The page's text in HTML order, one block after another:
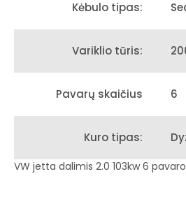
Kėbulo tipas:
Variklio tūris:
Pavarų skaičius 6
Kuro tipas:
VW jetta dalimis 2.0 103kw 6